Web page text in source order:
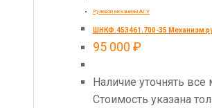
Рулевой механизм АГУ
ШНКФ.453461.700-35 Механизм
95 000 ₽
Наличие уточнять
Стоимость указана